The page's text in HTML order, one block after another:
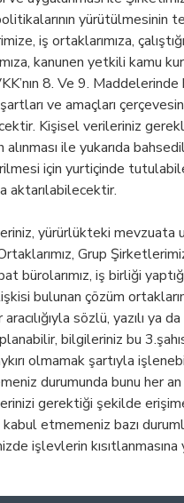
yürütülmesinin
iş ortaklarımıza,
kanunen yetkili kamu
8. Ve 9.
ve amaçları
Kişisel verileriniz
ile yukarıda
için yurtiçinde
aktarılabilecektir.
yürürlükteki mevzuata
Grup
bürolarımız, iş birliği
bulunan çözüm
sözlü, yazılı ya
bilgileriniz bu
olmamak şartıyla
durumunda bunu her
gerektiği şekilde
etmemeniz bazı
işlevlerin kısıtlanmasına